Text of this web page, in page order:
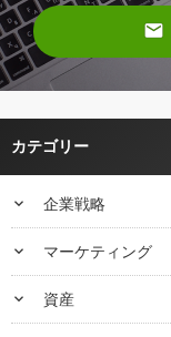
email
カテゴリー
keyboard_arrow_down 企業戦略
keyboard_arrow_down マーケティング
keyboard_arrow_down 資産